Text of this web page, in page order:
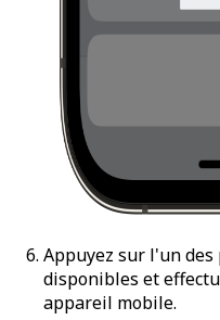
Appuyez sur l'un
disponibles et
appareil mobile.